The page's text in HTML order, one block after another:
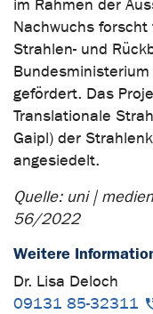
im Rahmen der
Nachwuchs
Strahlen- und
gefördert. Das
Translationale
Gaipl) der
angesiedelt.
Quelle: uni |
56/2022
Weitere
Dr. Lisa Deloch
09131 85-32311